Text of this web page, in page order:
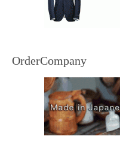
OrderCompany